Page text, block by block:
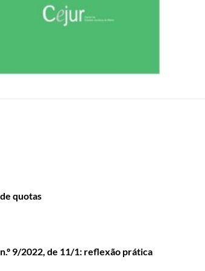
quotas
9/2022, de 11/1: reflexão prática